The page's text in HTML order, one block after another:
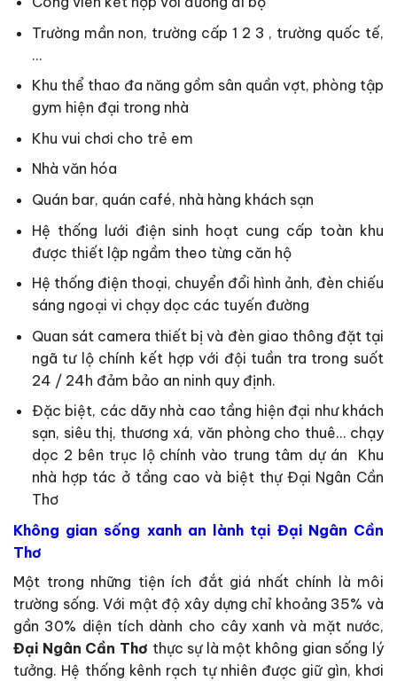
Trường mần non, trường cấp 1 2 3 , trường quốc tế,
…
Khu thể thao đa năng gồm sân quần vợt, phòng tập
gym hiện đại trong nhà
Khu vui chơi cho trẻ em
Nhà văn hóa
Quán bar, quán café, nhà hàng khách sạn
Hệ thống lưới điện sinh hoạt cung cấp toàn khu
được thiết lập ngầm theo từng căn hộ
Hệ thống điện thoại, chuyển đổi hình ảnh, đèn chiếu
sáng ngoại vi chạy dọc các tuyến đường
Quan sát camera thiết bị và đèn giao thông đặt tại
ngã tư lộ chính kết hợp với đội tuần tra trong suốt
24 / 24h đảm bảo an ninh quy định.
Đặc biệt, các dãy nhà cao tầng hiện đại như khách
sạn, siêu thị, thương xá, văn phòng cho thuê… chạy
dọc 2 bên trục lộ chính vào trung tâm dự án Khu
nhà hợp tác ở tầng cao và biệt thự Đại Ngân Cần
Thơ
Không gian sống xanh an lành tại Đại Ngân Cần
Thơ
Một trong những tiện ích đắt giá nhất chính là môi
trường sống. Với mật độ xây dựng chỉ khoảng 35% và
gần 30% diện tích dành cho cây xanh và mặt nước,
Đại Ngân Cần Thơ thực sự là một không gian sống lý
tưởng. Hệ thống kênh rạch tự nhiên được giữ gìn, khơi